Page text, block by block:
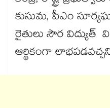
కుసుమ, పీఎం
రైతులు సౌర
ఆర్థికంగా